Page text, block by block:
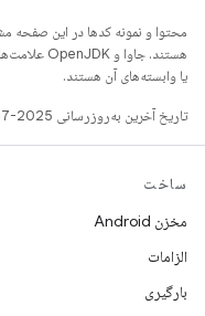
محتوا و نمونه کدها در این صفحه
یا وابسته‌های آن هستند.
تاریخ آخرین به‌روزرسانی 2025-07-29 به‌وقت ساعت هماهنگ جهانی.
ساخت
مخزن Android
الزامات
بارگیری